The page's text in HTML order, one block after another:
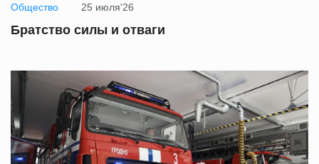
Общество 25 июля'26
Братство силы и отваги